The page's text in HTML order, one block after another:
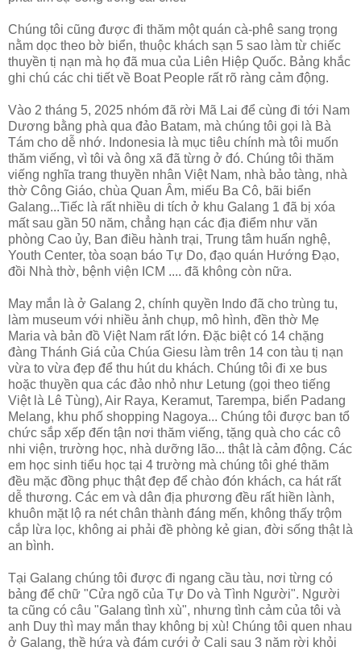
Chúng tôi cũng được đi thăm một quán cà-phê sang trọng
nằm dọc theo bờ biển, thuộc khách sạn 5 sao làm từ chiếc
thuyền tị nạn mà họ đã mua của Liên Hiệp Quốc. Bảng khắc
ghi chú các chi tiết về Boat People rất rõ ràng cảm động.
Vào 2 tháng 5, 2025 nhóm đã rời Mã Lai để cùng đi tới Nam
Dương bằng phà qua đảo Batam, mà chúng tôi gọi là Bà
Tám cho dễ nhớ. Indonesia là mục tiêu chính mà tôi muốn
thăm viếng, vì tôi và ông xã đã từng ở đó. Chúng tôi thăm
viếng nghĩa trang thuyền nhân Việt Nam, nhà bảo tàng, nhà
thờ Công Giáo, chùa Quan Âm, miếu Ba Cô, bãi biển
Galang...Tiếc là rất nhiều di tích ở khu Galang 1 đã bị xóa
mất sau gần 50 năm, chẳng hạn các địa điểm như văn
phòng Cao ủy, Ban điều hành trại, Trung tâm huấn nghệ,
Youth Center, tòa soạn báo Tự Do, đạo quán Hướng Đạo,
đồi Nhà thờ, bệnh viện ICM .... đã không còn nữa.
May mắn là ở Galang 2, chính quyền Indo đã cho trùng tu,
làm museum với nhiều ảnh chụp, mô hình, đền thờ Mẹ
Maria và bản đồ Việt Nam rất lớn. Đặc biệt có 14 chặng
đàng Thánh Giá của Chúa Giesu làm trên 14 con tàu tị nạn
vừa to vừa đẹp để thu hút du khách. Chúng tôi đi xe bus
hoặc thuyền qua các đảo nhỏ như Letung (gọi theo tiếng
Việt là Lê Tùng), Air Raya, Keramut, Tarempa, biển Padang
Melang, khu phố shopping Nagoya... Chúng tôi được ban tổ
chức sắp xếp đến tận nơi thăm viếng, tặng quà cho các cô
nhi viện, trường học, nhà dưỡng lão... thật là cảm động. Các
em học sinh tiểu học tại 4 trường mà chúng tôi ghé thăm
đều mặc đồng phục thật đẹp để chào đón khách, ca hát rất
dễ thương. Các em và dân địa phương đều rất hiền lành,
khuôn mặt lộ ra nét chân thành đáng mến, không thấy trộm
cắp lừa lọc, không ai phải đề phòng kẻ gian, đời sống thật là
an bình.
Tại Galang chúng tôi được đi ngang cầu tàu, nơi từng có
bảng để chữ "Cửa ngõ của Tự Do và Tình Người". Người
ta cũng có câu "Galang tình xù", nhưng tình cảm của tôi và
anh Duy thì may mắn thay không bị xù! Chúng tôi quen nhau
ở Galang, thề hứa và đám cưới ở Cali sau 3 năm rời khỏi